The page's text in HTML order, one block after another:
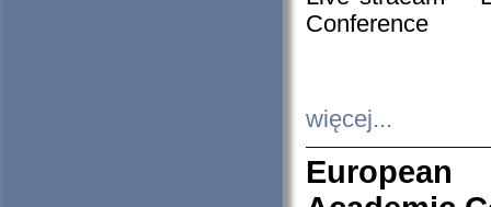
Conference
więcej...
European